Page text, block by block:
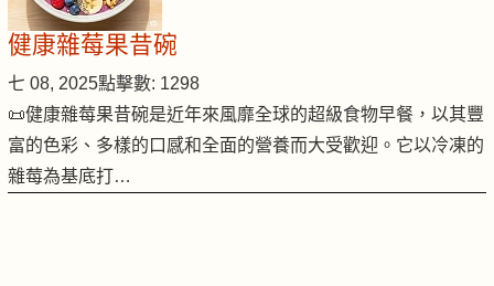
健康雜莓果昔碗
七 08, 2025點擊數: 1298
📜健康雜莓果昔碗是近年來風靡全球的超級食物早餐，以其豐
富的色彩、多樣的口感和全面的營養而大受歡迎。它以冷凍的
雜莓為基底打…